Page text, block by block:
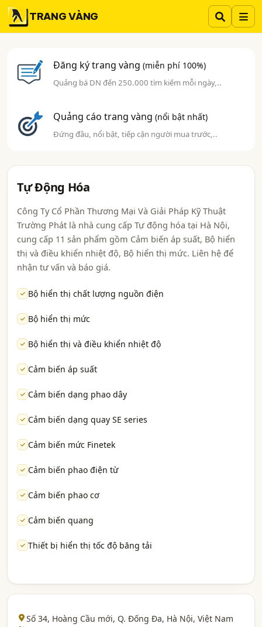
TRANG VÀNG
Đăng ký trang vàng(miễn phí 100%)
Quảng bá DN đến 250.000 tìm kiếm mỗi ngày,..
Quảng cáo trang vàng(nổi bật nhất)
Đứng đầu, nổi bật, tiếp cận người mua trước,..
Tự Động Hóa
Công Ty Cổ Phần Thương Mại Và Giải Pháp Kỹ Thuật
Trường Phát là nhà cung cấp Tự động hóa tại Hà Nội,
cung cấp 11 sản phẩm gồm Cảm biến áp suất, Bộ hiển
thị và điều khiển nhiệt độ, Bộ hiển thị mức. Liên hệ để
nhận tư vấn và báo giá.
Bộ hiển thị chất lượng nguồn điện
Bộ hiển thị mức
Bộ hiển thị và điều khiển nhiệt độ
Cảm biến áp suất
Cảm biến dạng phao dây
Cảm biến dạng quay SE series
Cảm biến mức Finetek
Cảm biến phao điện từ
Cảm biến phao cơ
Cảm biến quang
Thiết bị hiển thị tốc độ băng tải
Số 34, Hoàng Cầu mới, Q. Đống Đa, Hà Nội, Việt Nam